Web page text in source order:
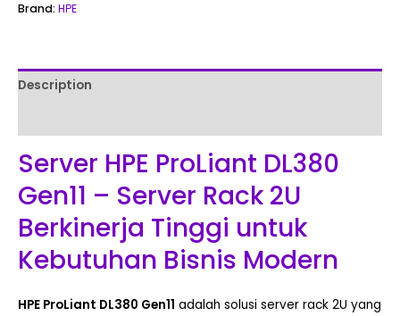
Brand: HPE
Description
Server HPE ProLiant DL380
Gen11 – Server Rack 2U
Berkinerja Tinggi untuk
Kebutuhan Bisnis Modern
HPE ProLiant DL380 Gen11 adalah solusi server rack 2U yang